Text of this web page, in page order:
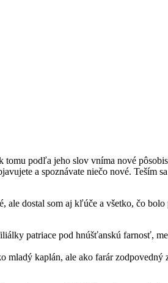
podľa jeho slov vníma nové
a spoznávate niečo nové. Teším
dostal som aj kľúče a všetko, čo bolo
patriace pod hnúšťanskú farnosť,
mladý kaplán, ale ako farár